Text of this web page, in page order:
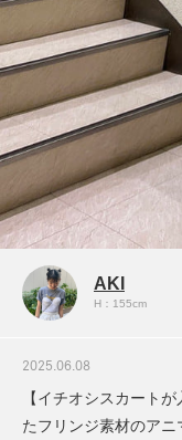
AKI
H：155cm
2025.06.08
【イチオシスカート
たフリンジ素材のア